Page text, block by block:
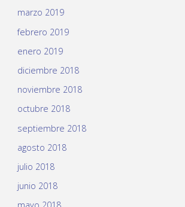
marzo 2019
febrero 2019
enero 2019
diciembre 2018
noviembre 2018
octubre 2018
septiembre 2018
agosto 2018
julio 2018
junio 2018